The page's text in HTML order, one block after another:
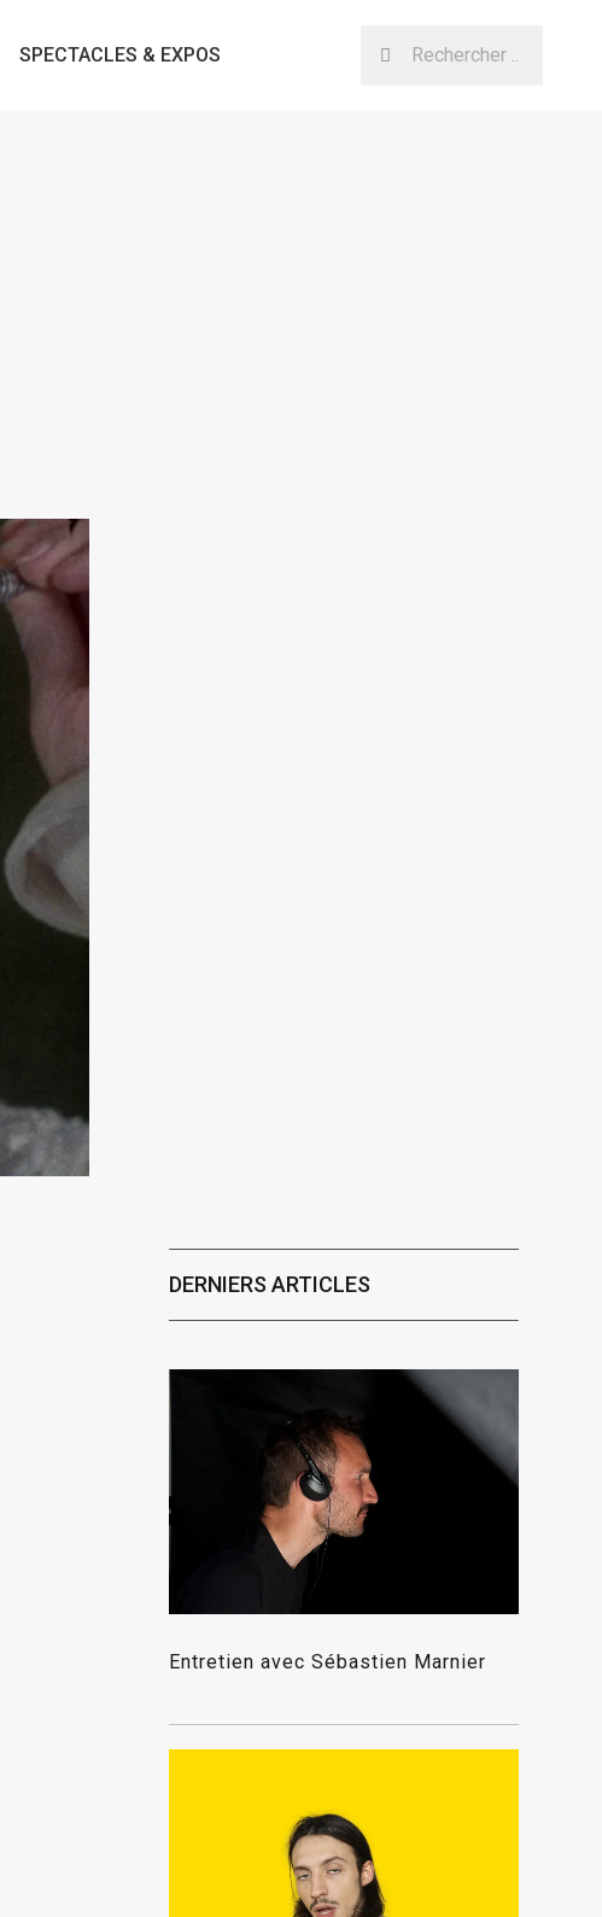
SPECTACLES & EXPOS
DERNIERS ARTICLES
Entretien avec Sébastien Marnier